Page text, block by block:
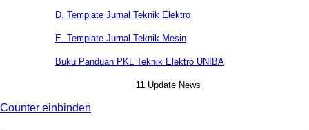
D. Template Jurnal Teknik Elektro
E. Template Jurnal Teknik Mesin
Buku Panduan PKL Teknik Elektro UNIBA
11 Update News
Counter einbinden